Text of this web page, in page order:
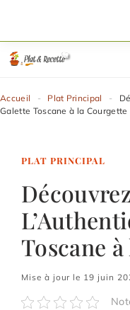
contenu
Accueil - Plat Principal -
Galette Toscane à la Courgette
PLAT PRINCIPAL
Toscane
Mise à jour le 19 juin